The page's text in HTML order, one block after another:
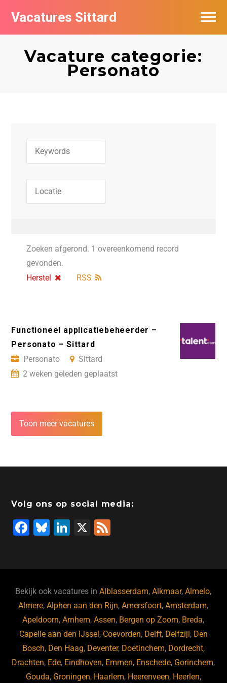
Vacatures Sittard
Vacature categorie:
Personato
Zoeken afgerond. 1 overeenkomend record
gevonden.
Herstel
RSS
Functioneel applicatiebeheerder –
Personato – Sittard
Personato
Sittard
2 weken geleden geplaatst
Toon meer vacatures
Volg ons op social media:
F
b
o
o
k
Bl
ky
Li
dI
n
X
Bekijk ook vacatures inAlblasserdam,Alkmaar,Almelo,
Almere,Alphen aan den Rijn,Amersfoort,Amsterdam,
Apeldoorn,Arnhem,Assen, Bergen op Zoom, Breda,
Capelle aan den IJssel , Coevorden, Delft, Delfzijl , Den
Bosch, Den Haag, Deventer, Doetinchem, Dordrecht,
Drachten, Ede, Eindhoven, Emmen, Enschede, Gorinchem,
Gouda, Groningen, Haarlem, Heerenveen, Heerlen,
Vacatures per bedrijf
De populairste vacatures in Sittard